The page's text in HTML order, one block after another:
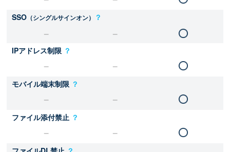
SSO （シングルサインオン） ？
IPアドレス制限 ？
モバイル端末制限 ？
ファイル添付禁止 ？